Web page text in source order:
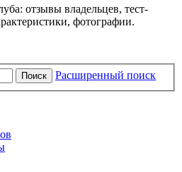
отзывы владельцев, тест-
фотографии.
Поиск Расширенный поиск